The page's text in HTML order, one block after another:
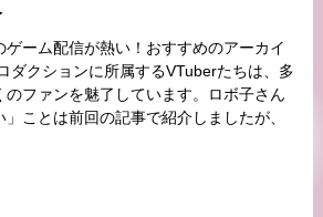
ゲーム配信が熱い！おすすめのアーカイ
ダクションに所属するVTuberたちは、多
のファンを魅了しています。ロボ子さん
ことは前回の記事で紹介しましたが、